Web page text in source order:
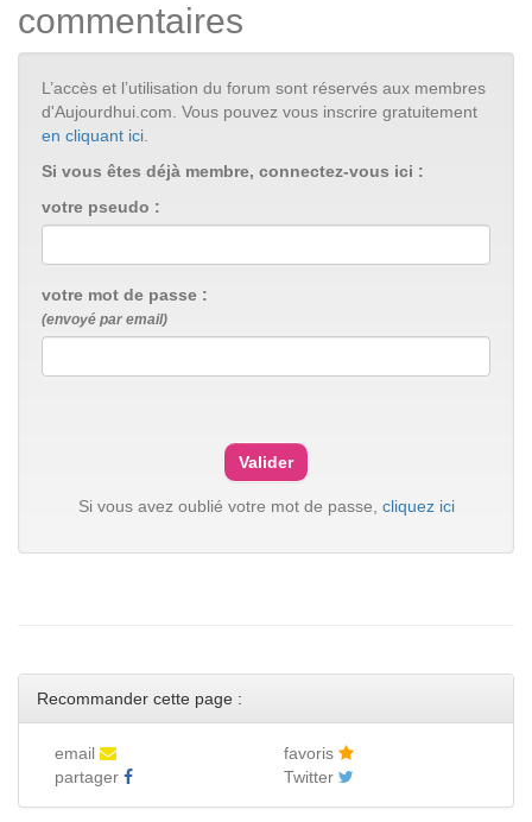
commentaires
L’accès et l’utilisation du forum sont réservés aux membres
d'Aujourdhui.com. Vous pouvez vous inscrire gratuitement
en cliquant ici.
Si vous êtes déjà membre, connectez-vous ici :
votre pseudo :
votre mot de passe :
(envoyé par email)
Si vous avez oublié votre mot de passe, cliquez ici
Recommander cette page :
email
favoris
partager
Twitter